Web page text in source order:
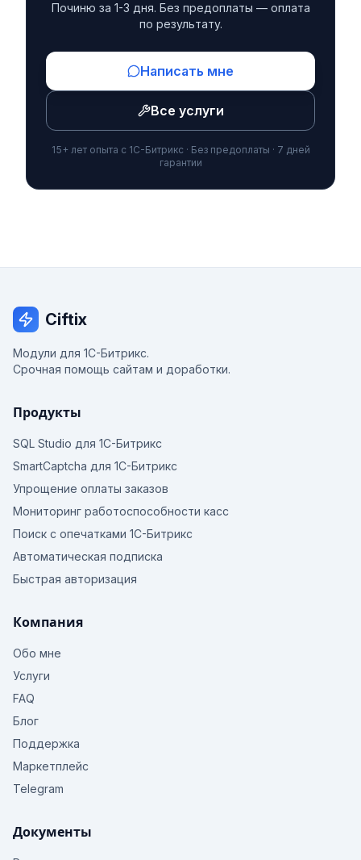
Починю за 1-3 дня. Без предоплаты — оплата
по результату.
Написать мне
Все услуги
15+ лет опыта с 1С-Битрикс · Без предоплаты · 7 дней
гарантии
Ciftix
Модули для 1С-Битрикс.
Срочная помощь сайтам и доработки.
Продукты
SQL Studio для 1С-Битрикс
SmartCaptcha для 1С-Битрикс
Упрощение оплаты заказов
Мониторинг работоспособности касс
Поиск с опечатками 1С-Битрикс
Автоматическая подписка
Быстрая авторизация
Компания
Обо мне
Услуги
FAQ
Блог
Поддержка
Маркетплейс
Telegram
Документы